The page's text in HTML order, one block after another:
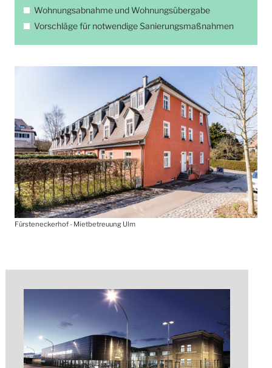
Wohnungsabnahme und Wohnungsübergabe
Vorschläge für notwendige Sanierungsmaßnahmen
Fürsteneckerhof - Mietbetreuung Ulm